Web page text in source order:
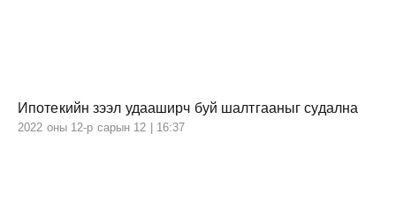
Ипотекийн зээл удааширч буй шалтгааныг судална
2022 оны 12-р сарын 12 | 16:37